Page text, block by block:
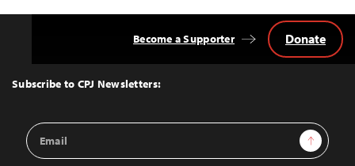
Top
Subscribe to CPJ Newsletters:
Email
Address
Sign Up
Become a Supporter Donate